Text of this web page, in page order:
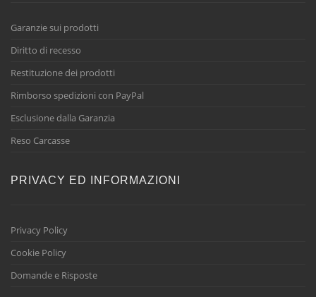
Garanzie sui prodotti
Diritto di recesso
Restituzione dei prodotti
Rimborso spedizioni con PayPal
Esclusione dalla Garanzia
Reso Carcasse
PRIVACY ED INFORMAZIONI
Privacy Policy
Cookie Policy
Domande e Risposte